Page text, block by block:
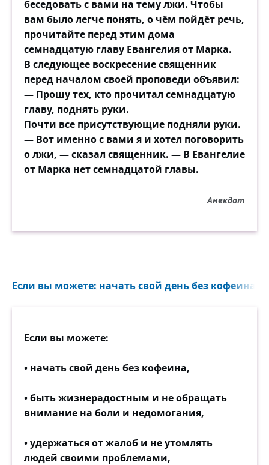
беседовать с вами на тему лжи. Чтобы
вам было легче понять, о чём пойдёт речь,
прочитайте перед этим дома
семнадцатую главу Евангелия от Марка.
В следующее воскресение священник
перед началом своей проповеди объявил:
— Прошу тех, кто прочитал семнадцатую
главу, поднять руки.
Почти все присутствующие подняли руки.
— Вот именно с вами я и хотел поговорить
о лжи, — сказал священник. — В Евангелие
от Марка нет семнадцатой главы.
Анекдот
Если вы можете: начать свой день без кофеина,
Если вы можете:
• начать свой день без кофеина,
• быть жизнерадостным и не обращать
внимание на боли и недомогания,
• удержаться от жалоб и не утомлять
людей своими проблемами,